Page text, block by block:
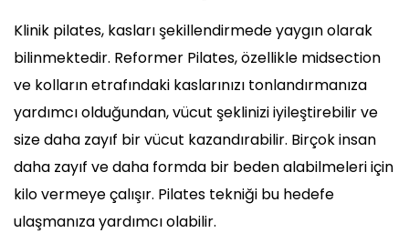
Klinik pilates, kasları şekillendirmede yaygın olarak
bilinmektedir. Reformer Pilates, özellikle midsection
ve kolların etrafındaki kaslarınızı tonlandırmanıza
yardımcı olduğundan, vücut şeklinizi iyileştirebilir ve
size daha zayıf bir vücut kazandırabilir. Birçok insan
daha zayıf ve daha formda bir beden alabilmeleri için
kilo vermeye çalışır. Pilates tekniği bu hedefe
ulaşmanıza yardımcı olabilir.